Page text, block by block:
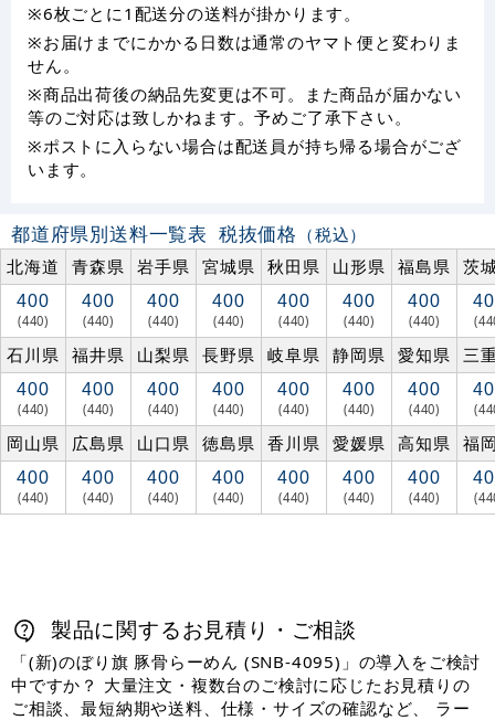
※6枚ごとに1配送分の送料が掛かります。
※お届けまでにかかる日数は通常のヤマト便と変わりま
せん。
※商品出荷後の納品先変更は不可。また商品が届かない
等のご対応は致しかねます。予めご了承下さい。
※ポストに入らない場合は配送員が持ち帰る場合がござ
います。
都道府県別送料一覧表 税抜価格 （税込）
北海道
青森県 岩手県 宮城県 秋田県 山形県 福島県 茨
400
(440)
400
(440)
400
(440)
400
(440)
400
(440)
400
(440)
400
(440)
石川県 福井県 山梨県 長野県 岐阜県 静岡県 愛知県 三
400
(440)
400
(440)
400
(440)
400
(440)
400
(440)
400
(440)
400
(440)
岡山県 広島県 山口県 徳島県 香川県 愛媛県 高知県 福
400
(440)
400
(440)
400
(440)
400
(440)
400
(440)
400
(440)
400
(440)
製品に関するお見積り・ご相談
「(新)のぼり旗 豚骨らーめん (SNB-4095)」の導入をご検討
中ですか？ 大量注文・複数台のご検討に応じたお見積りの
ご相談、最短納期や送料、仕様・サイズの確認など、 ラー